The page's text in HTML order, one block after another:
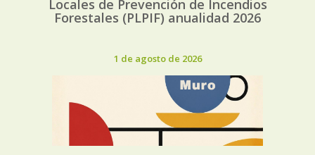
Locales de Prevención de Incendios
Forestales (PLPIF) anualidad 2026
1 de agosto de 2026